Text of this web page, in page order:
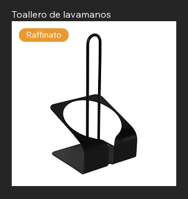
Toallero de lavamanos
Raffinato